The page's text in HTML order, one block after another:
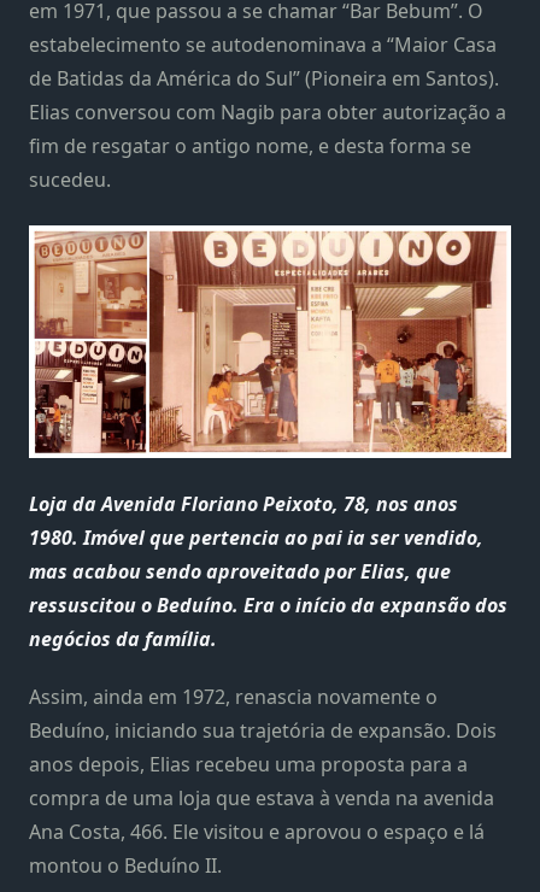
em 1971, que passou a se chamar “Bar Bebum”. O
estabelecimento se autodenominava a “Maior Casa
de Batidas da América do Sul” (Pioneira em Santos).
Elias conversou com Nagib para obter autorização a
fim de resgatar o antigo nome, e desta forma se
sucedeu.
Loja da Avenida Floriano Peixoto, 78, nos anos
1980. Imóvel que pertencia ao pai ia ser vendido,
mas acabou sendo aproveitado por Elias, que
ressuscitou o Beduíno. Era o início da expansão dos
negócios da família.
Assim, ainda em 1972, renascia novamente o
Beduíno, iniciando sua trajetória de expansão. Dois
anos depois, Elias recebeu uma proposta para a
compra de uma loja que estava à venda na avenida
Ana Costa, 466. Ele visitou e aprovou o espaço e lá
montou o Beduíno II.